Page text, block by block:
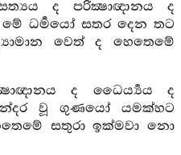
ද පරික්‍ෂාඥානය ද
ධර්‍මයෝ සතර දෙන තට
වෙත් ද හෙතෙමේ
ද ධෛර්‍ය්‍යය ද
වූ ගුණයෝ යමක්හට
සතුරා ඉක්මවා නො